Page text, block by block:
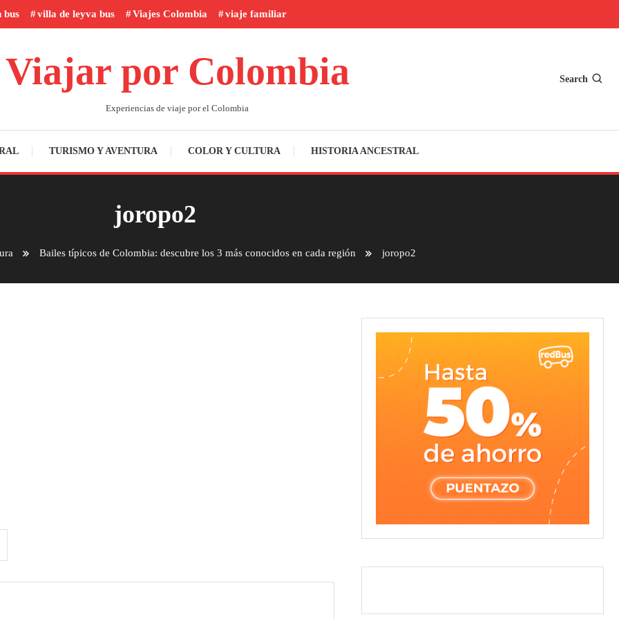
bus villa de leyva bus Viajes Colombia viaje familiar
Viajar por Colombia
Experiencias de viaje por el Colombia
Search
TURISMO Y AVENTURA COLOR Y CULTURA HISTORIA ANCESTRAL
joropo2
Bailes típicos de Colombia: descubre los 3 más conocidos en cada región joropo2